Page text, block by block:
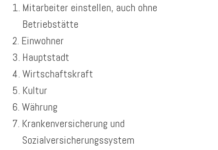
Mitarbeiter einstellen, auch ohne
Betriebstätte
Einwohner
Hauptstadt
Wirtschaftskraft
Kultur
Währung
Krankenversicherung und
Sozialversicherungssystem